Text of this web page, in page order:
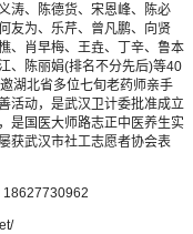
涛、陈德货、宋恩峰、陈必
友为、乐芹、曾凡鹏、向贤
、肖早梅、王垚、丁辛、鲁本
、陈丽娟(排名不分先后)等40
湖北省多位七旬老药师亲手
活动，是武汉卫计委批准成立
是国医大师路志正中医养生实
获武汉市社工志愿者协会表